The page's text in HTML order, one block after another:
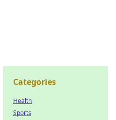
Categories
Health
Sports